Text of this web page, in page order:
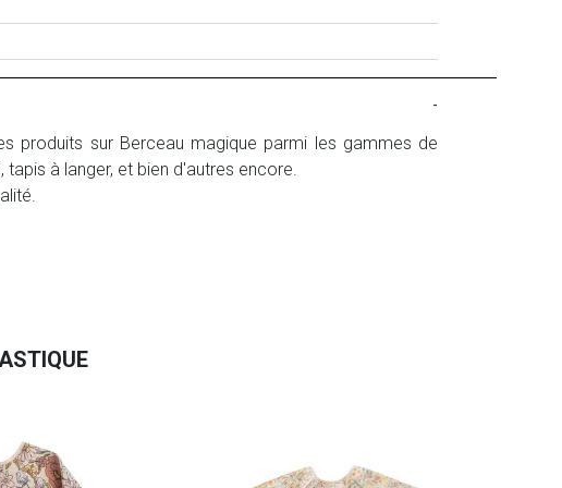
-
produits sur Berceau magique parmi les gammes de
, tapis à langer, et bien d'autres encore.